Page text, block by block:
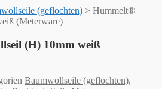
(geflochten) > Hummelt®
(Meterware)
(H) 10mm weiß
Baumwollseile (geflochten),